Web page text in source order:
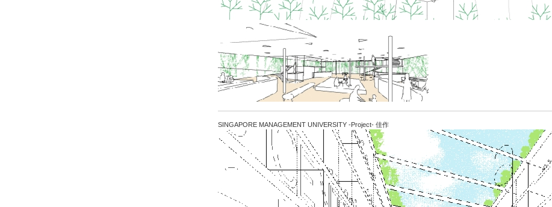
SINGAPORE MANAGEMENT UNIVERSITY -Project- 佳作